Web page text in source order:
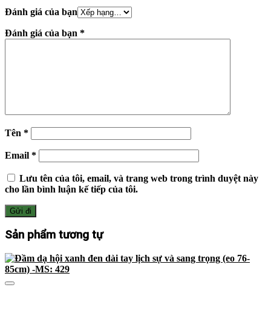
Đánh giá của bạn
Đánh giá của bạn *
Tên *
Email *
Lưu tên của tôi, email, và trang web trong trình duyệt này
cho lần bình luận kế tiếp của tôi.
Sản phẩm tương tự